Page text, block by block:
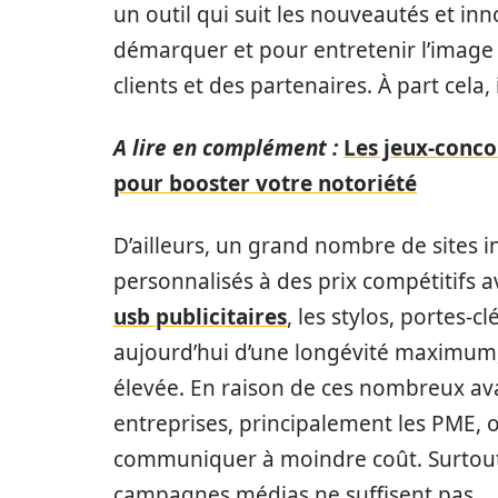
un outil qui suit les nouveautés et
démarquer et pour entretenir
clients et des partenaires. À part
A lire en complément : Les jeux-
pour booster votre notoriété
D’ailleurs, un grand nombre de sites
personnalisés à des prix compétitifs
usb publicitaires, les stylos, portes-
aujourd’hui d’une longévité
élevée. En raison de ces nombreux
entreprises, principalement les
communiquer à moindre coût.